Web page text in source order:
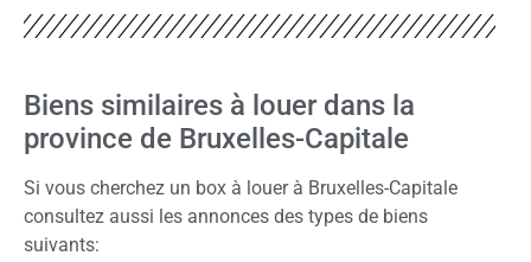
Biens similaires à louer dans la
province de Bruxelles-Capitale
Si vous cherchez un box à louer à Bruxelles-Capitale
consultez aussi les annonces des types de biens
suivants: